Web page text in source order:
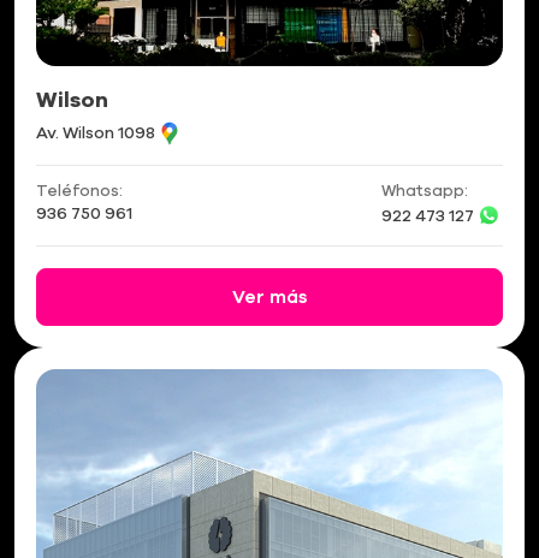
Wilson
Av. Wilson 1098
Teléfonos:
936 750 961
Whatsapp:
922 473 127
Ver más